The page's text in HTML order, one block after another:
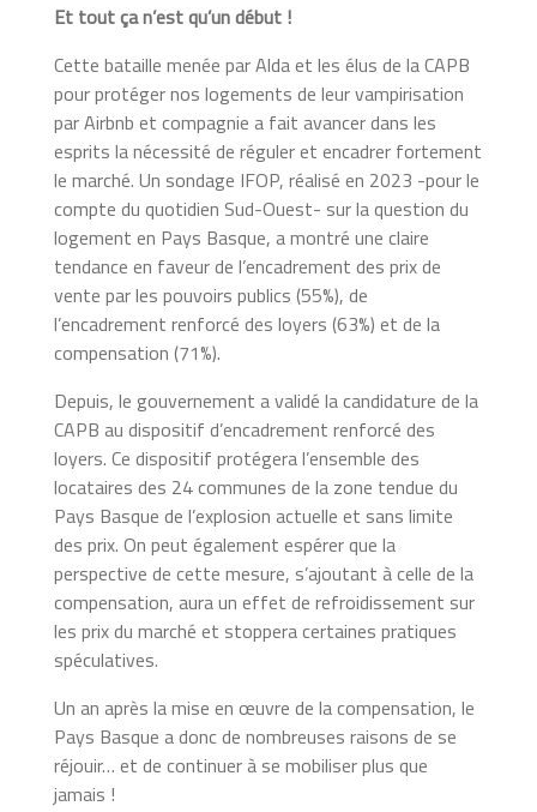
Et tout ça n’est qu’un début !
Cette bataille menée par Alda et les élus de la CAPB
pour protéger nos logements de leur vampirisation
par Airbnb et compagnie a fait avancer dans les
esprits la nécessité de réguler et encadrer fortement
le marché. Un sondage IFOP, réalisé en 2023 -pour le
compte du quotidien Sud-Ouest- sur la question du
logement en Pays Basque, a montré une claire
tendance en faveur de l’encadrement des prix de
vente par les pouvoirs publics (55%), de
l’encadrement renforcé des loyers (63%) et de la
compensation (71%).
Depuis, le gouvernement a validé la candidature de la
CAPB au dispositif d’encadrement renforcé des
loyers. Ce dispositif protégera l’ensemble des
locataires des 24 communes de la zone tendue du
Pays Basque de l’explosion actuelle et sans limite
des prix. On peut également espérer que la
perspective de cette mesure, s’ajoutant à celle de la
compensation, aura un effet de refroidissement sur
les prix du marché et stoppera certaines pratiques
spéculatives.
Un an après la mise en œuvre de la compensation, le
Pays Basque a donc de nombreuses raisons de se
réjouir… et de continuer à se mobiliser plus que
jamais !